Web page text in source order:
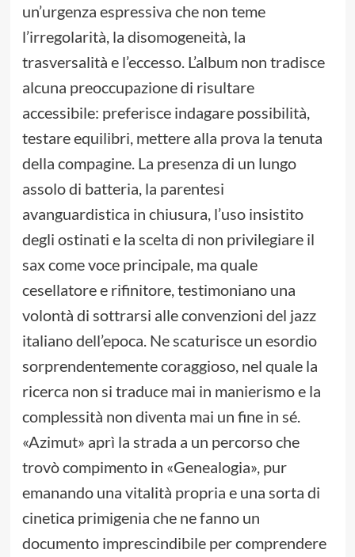
un’urgenza espressiva che non teme
l’irregolarità, la disomogeneità, la
trasversalità e l’eccesso. L’album non tradisce
alcuna preoccupazione di risultare
accessibile: preferisce indagare possibilità,
testare equilibri, mettere alla prova la tenuta
della compagine. La presenza di un lungo
assolo di batteria, la parentesi
avanguardistica in chiusura, l’uso insistito
degli ostinati e la scelta di non privilegiare il
sax come voce principale, ma quale
cesellatore e rifinitore, testimoniano una
volontà di sottrarsi alle convenzioni del jazz
italiano dell’epoca. Ne scaturisce un esordio
sorprendentemente coraggioso, nel quale la
ricerca non si traduce mai in manierismo e la
complessità non diventa mai un fine in sé.
«Azimut» aprì la strada a un percorso che
trovò compimento in «Genealogia», pur
emanando una vitalità propria e una sorta di
cinetica primigenia che ne fanno un
documento imprescindibile per comprendere